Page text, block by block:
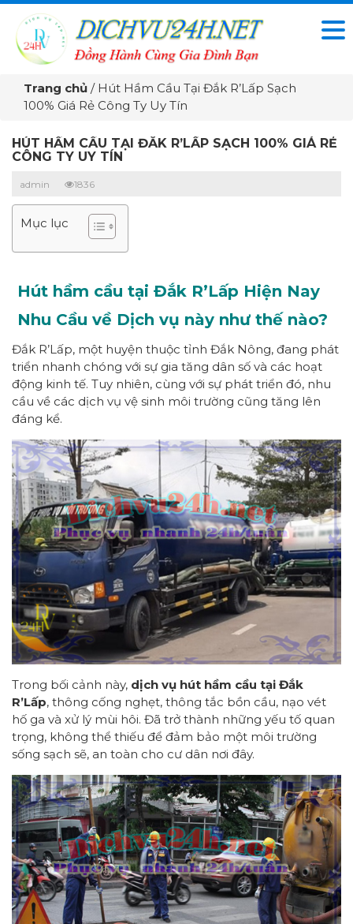
Trang chủ / Hút Hầm Cầu Tại Đắk R’Lấp Sạch
100% Giá Rẻ Công Ty Uy Tín
HÚT HẦM CẦU TẠI ĐẮK R’LẤP SẠCH 100% GIÁ RẺ
CÔNG TY UY TÍN
admin 1836
Mục lục
Hút hầm cầu tại Đắk R’Lấp Hiện Nay
Nhu Cầu về Dịch vụ này như thế nào?
Đắk R’Lấp, một huyện thuộc tỉnh Đắk Nông, đang phát
triển nhanh chóng với sự gia tăng dân số và các hoạt
động kinh tế. Tuy nhiên, cùng với sự phát triển đó, nhu
cầu về các dịch vụ vệ sinh môi trường cũng tăng lên
đáng kể.
Trong bối cảnh này, dịch vụ hút hầm cầu tại Đắk
R’Lấp, thông cống nghẹt, thông tắc bồn cầu, nạo vét
hố ga và xử lý mùi hôi. Đã trở thành những yếu tố quan
trọng, không thể thiếu để đảm bảo một môi trường
sống sạch sẽ, an toàn cho cư dân nơi đây.